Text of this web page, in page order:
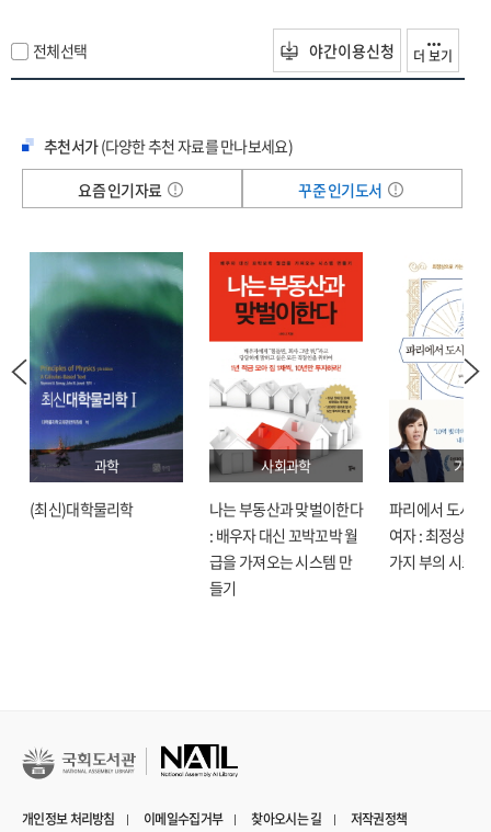
전체선택 야간이용신청 더 보기
추천서가(다양한 추천 자료를 만나보세요)
요즘 인기자료
꾸준 인기도서
과학
(최신)대학물리학
사회과학
나는 부동산과 맞벌이한다
: 배우자 대신 꼬박꼬박 월
급을 가져오는 시스템 만
들기
기술
파리에서 도시락
여자 : 최정상으
가지 부의 시크릿
개인정보 처리방침 이메일수집거부 찾아오시는 길 저작권정책